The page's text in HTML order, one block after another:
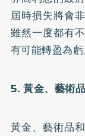
屆時損失將會
雖然一度都有
有可能轉盈為虧
5. 黃金、藝術
黃金、藝術品